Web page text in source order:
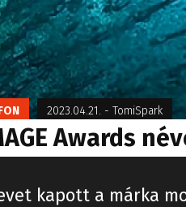
2023.04.21. - TomiSpark
Awards
kapott a márka